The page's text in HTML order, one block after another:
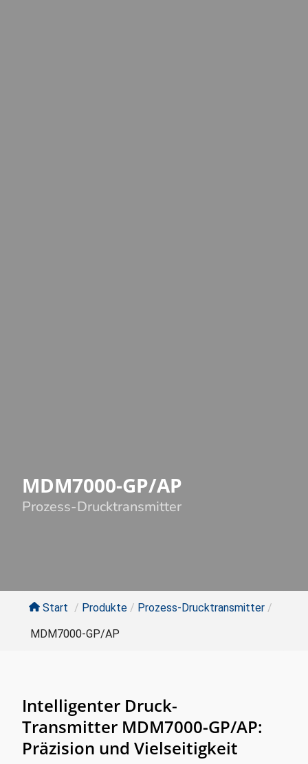
MDM7000-GP/AP
Prozess-Drucktransmitter
Start / Produkte / Prozess-Drucktransmitter /
MDM7000-GP/AP
Intelligenter Druck-
Transmitter MDM7000-GP/AP:
Präzision und Vielseitigkeit